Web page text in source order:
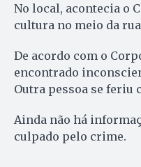
No local, acontecia o
cultura no meio da
De acordo com o
encontrado
Outra pessoa se feriu
Ainda não há
culpado pelo crime.